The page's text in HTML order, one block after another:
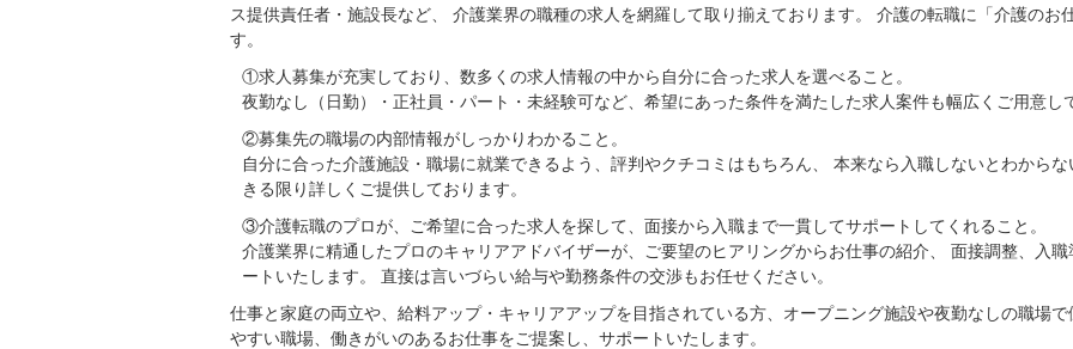
ス提供責任者・施設長など、 介護業界の職種の求人を網羅して取り揃えております。 介護の転職に「介護のお
す。
①求人募集が充実しており、数多くの求人情報の中から自分に合った求人を選べること。
夜勤なし（日勤）・正社員・パート・未経験可など、希望にあった条件を満たした求人案件も幅広くご用意し
②募集先の職場の内部情報がしっかりわかること。
自分に合った介護施設・職場に就業できるよう、評判やクチコミはもちろん、 本来なら入職しないとわから
きる限り詳しくご提供しております。
③介護転職のプロが、ご希望に合った求人を探して、面接から入職まで一貫してサポートしてくれること。
介護業界に精通したプロのキャリアアドバイザーが、ご要望のヒアリングからお仕事の紹介、 面接調整、入
ートいたします。 直接は言いづらい給与や勤務条件の交渉もお任せください。
仕事と家庭の両立や、給料アップ・キャリアアップを目指されている方、オープニング施設や夜勤なしの職場
やすい職場、働きがいのあるお仕事をご提案し、サポートいたします。